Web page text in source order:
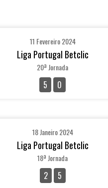
11 Fevereiro 2024
Liga Portugal Betclic
20ª Jornada
5 0
18 Janeiro 2024
Liga Portugal Betclic
18ª Jornada
2 5